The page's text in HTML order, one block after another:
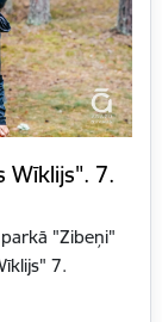
Wīklijs". 7.
"Zibeņi"
7.